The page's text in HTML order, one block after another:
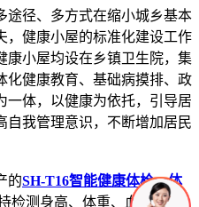
途径、多方式在缩小城乡基本
，健康小屋的标准化建设工作
康小屋均设在乡镇卫生院，集
化健康教育、基础病摸排、政
一体，以健康为依托，引导居
自我管理意识，不断增加居民
的SH-T16智能健康体检一体
检测身高、体重、血压、心